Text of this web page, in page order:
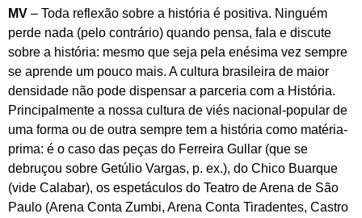
MV – Toda reflexão sobre a história é positiva. Ninguém
perde nada (pelo contrário) quando pensa, fala e discute
sobre a história: mesmo que seja pela enésima vez sempre
se aprende um pouco mais. A cultura brasileira de maior
densidade não pode dispensar a parceria com a História.
Principalmente a nossa cultura de viés nacional-popular de
uma forma ou de outra sempre tem a história como matéria-
prima: é o caso das peças do Ferreira Gullar (que se
debruçou sobre Getúlio Vargas, p. ex.), do Chico Buarque
(vide Calabar), os espetáculos do Teatro de Arena de São
Paulo (Arena Conta Zumbi, Arena Conta Tiradentes, Castro